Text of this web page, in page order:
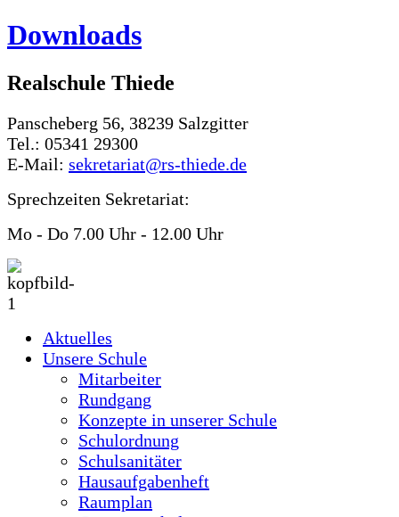
Downloads
Realschule Thiede
Panscheberg 56, 38239 Salzgitter
Tel.: 05341 29300
E-Mail: sekretariat@rs-thiede.de
Sprechzeiten Sekretariat:
Mo - Do 7.00 Uhr - 12.00 Uhr
Aktuelles
Unsere Schule
Mitarbeiter
Rundgang
Konzepte in unserer Schule
Schulordnung
Schulsanitäter
Hausaufgabenheft
Raumplan